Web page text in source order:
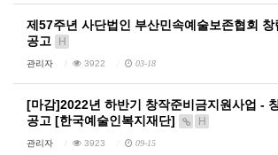
제57주년 사단법인 부산민속예술보존협회 창
공고
H
관리자 3922 03-18
[마감]2022년 하반기 창작준비금지원사업 -
공고 [한국예술인복지재단]
H
관리자 3923 09-15